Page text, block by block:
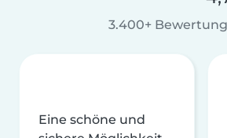
3.400+
Eine schöne und